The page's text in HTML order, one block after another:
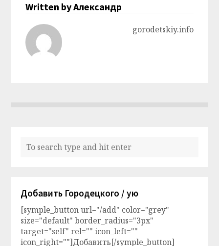
Written by Александр
gorodetskiy.info
Добавить Городецкого / ую
[symple_button url="/add" color="grey"
size="default" border_radius="3px"
target="self" rel="" icon_left=""
icon_right=""]Добавить[/symple_button]